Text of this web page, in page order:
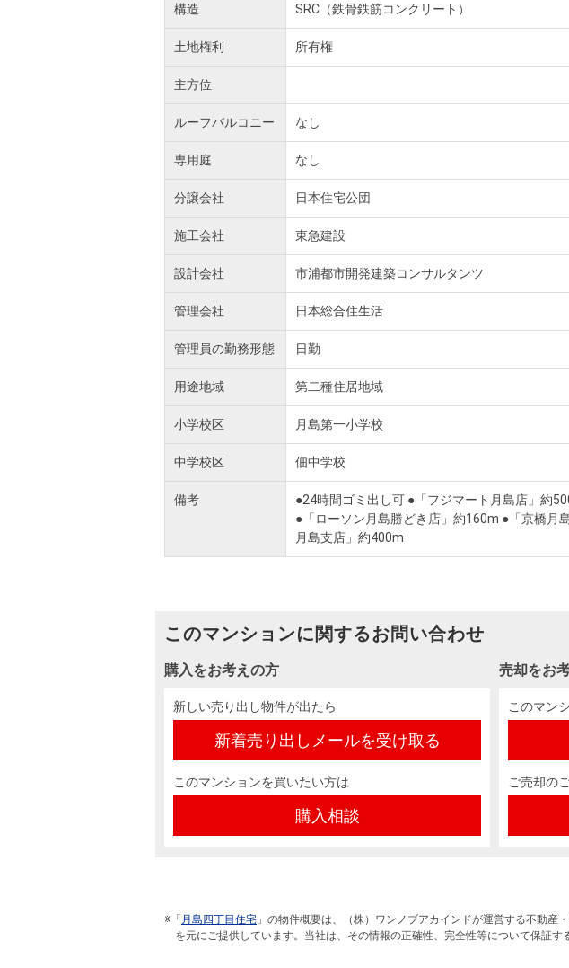
構造 SRC（鉄骨鉄筋コンクリート）
土地権利 所有権
主方位
ルーフバルコニー なし
専用庭 なし
分譲会社 日本住宅公団
施工会社 東急建設
設計会社 市浦都市開発建築コンサルタンツ
管理会社 日本総合住生活
管理員の勤務形態 日勤
用途地域 第二種住居地域
小学校区 月島第一小学校
中学校区 佃中学校
備考
●24時間ゴミ出し可 ●「フジマート月島店」約
●「ローソン月島勝どき店」約160m ●「京橋月
月島支店」約400m
このマンションに関するお問い合わせ
購入をお考えの方
新しい売り出し物件が出たら
新着売り出しメールを受け取る
このマンションを買いたい方は
購入相談
売却をお
このマン
ご売却の
※「 月島四丁目住宅 」の物件概要は、（株）ワンノブアカインドが運営する不動産
を元にご提供しています。当社は、その情報の正確性、完全性等について保証す